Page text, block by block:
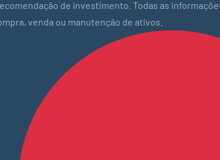
de investimento. Todas as
venda ou manutenção de ativos.